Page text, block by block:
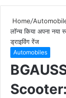
Home/
लॉन्च किया अपना
ड्राइविंग रेंज
Automobiles
Scooter: